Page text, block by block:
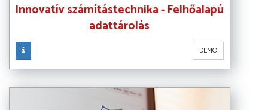
Innovatív számítástechnika - Felhőalapú
adattárolás
DEMO